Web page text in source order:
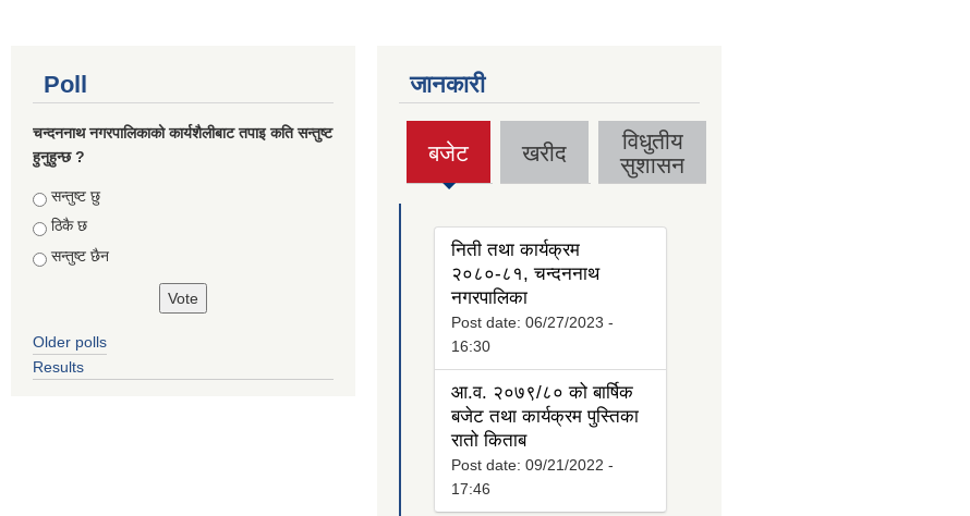
Poll
चन्दननाथ नगरपालिकाको कार्यशैलीबाट तपाइ कति सन्तुष्ट
हुनुहुन्छ ?
Choices
सन्तुष्ट छु
ठिकै छ
सन्तुष्ट छैन
Older polls
Results
जानकारी
बजेट
(active
tab)
खरीद
विधुतीय
सुशासन
निती तथा कार्यक्रम
२०८०-८१, चन्दननाथ
नगरपालिका
Post date: 06/27/2023 -
16:30
आ.व. २०७९/८० को बार्षिक
बजेट तथा कार्यक्रम पुस्तिका
रातो किताब
Post date: 09/21/2022 -
17:46